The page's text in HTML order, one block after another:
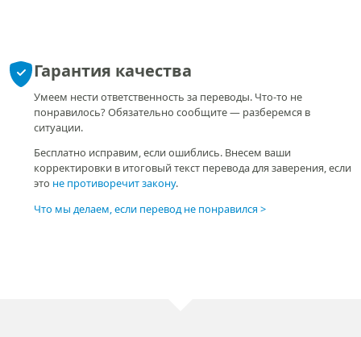
Гарантия качества
Умеем нести ответственность за переводы. Что-то не
понравилось? Обязательно сообщите — разберемся в
ситуации.
Бесплатно исправим, если ошиблись. Внесем ваши
корректировки в итоговый текст перевода для заверения, если
это не противоречит закону.
Что мы делаем, если перевод не понравился